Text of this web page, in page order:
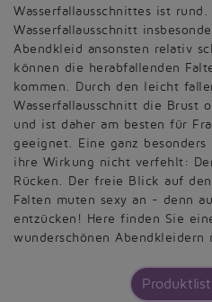
Wasserfallausschnittes ist
Wasserfallausschnitt
Abendkleid ansonsten relativ
können die herabfallenden
kommen. Durch den leicht
Wasserfallausschnitt die Brust
und ist daher am besten für
geeignet. Eine ganz
ihre Wirkung nicht verfehlt:
Rücken. Der freie Blick auf
Falten muten sexy an - denn
entzücken! Here finden Sie
wunderschönen Abendkleidern